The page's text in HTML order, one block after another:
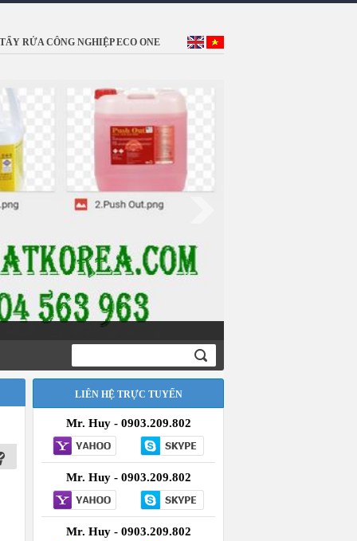
RỬA CÔNG NGHIỆP ECO ONE
LIÊN HỆ TRỰC TUYẾN
Mr. Huy - 0903.209.802
Mr. Huy - 0903.209.802
Mr. Huy - 0903.209.802